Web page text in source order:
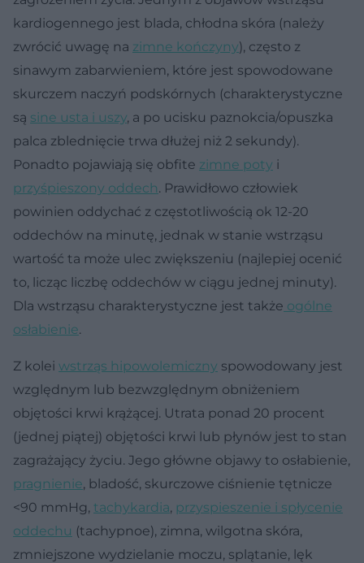
kardiogennego jest blada, chłodna skóra (należy
zwrócić uwagę na zimne kończyny), często z
sinawym zabarwieniem, które jest spowodowane
skurczem naczyń podskórnych (charakterystyczne
są sine usta i uszy, a po ucisku paznokcia/opuszka
palca zblednięcie trwa dłużej niż 2 sekundy).
Ponadto pojawiają się obfite zimne poty i
przyśpieszony oddech. Prawidłowo człowiek
powinien oddychać z częstotliwością ok 12-20
oddechów na minutę, jednak w stanie wstrząsu
wartość ta może ulec zwiększeniu (najlepiej ocenić
to, licząc liczbę oddechów w ciągu jednej minuty).
Dla wstrząsu charakterystyczne jest także ogólne
osłabienie.
Z kolei wstrząs hipowolemiczny spowodowany jest
względnym lub bezwzględnym obniżeniem
objętości krwi krążącej. Utrata ponad 20 procent
(jednej piątej) objętości krwi lub płynów jest to stan
zagrażający życiu. Jego główne objawy to osłabienie,
pragnienie, bladość, skurczowe ciśnienie tętnicze
<90 mmHg, tachykardia, przyspieszenie i spłycenie
oddechu (tachypnoe), zimna, wilgotna skóra,
zmniejszone wydzielanie moczu, splątanie, lęk